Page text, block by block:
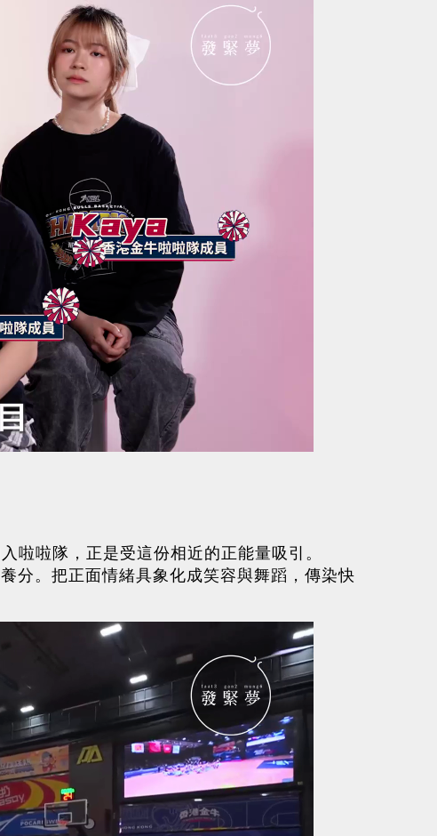
啦啦隊，正是受這份相近的正能量吸引。
分。把正面情緒具象化成笑容與舞蹈，傳染快